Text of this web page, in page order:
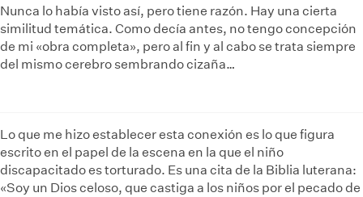
Nunca lo había visto así, pero tiene razón. Hay una cierta
similitud temática. Como decía antes, no tengo concepción
de mi «obra completa», pero al fin y al cabo se trata siempre
del mismo cerebro sembrando cizaña…
Lo que me hizo establecer esta conexión es lo que figura
escrito en el papel de la escena en la que el niño
discapacitado es torturado. Es una cita de la Biblia luterana:
«Soy un Dios celoso, que castiga a los niños por el pecado de